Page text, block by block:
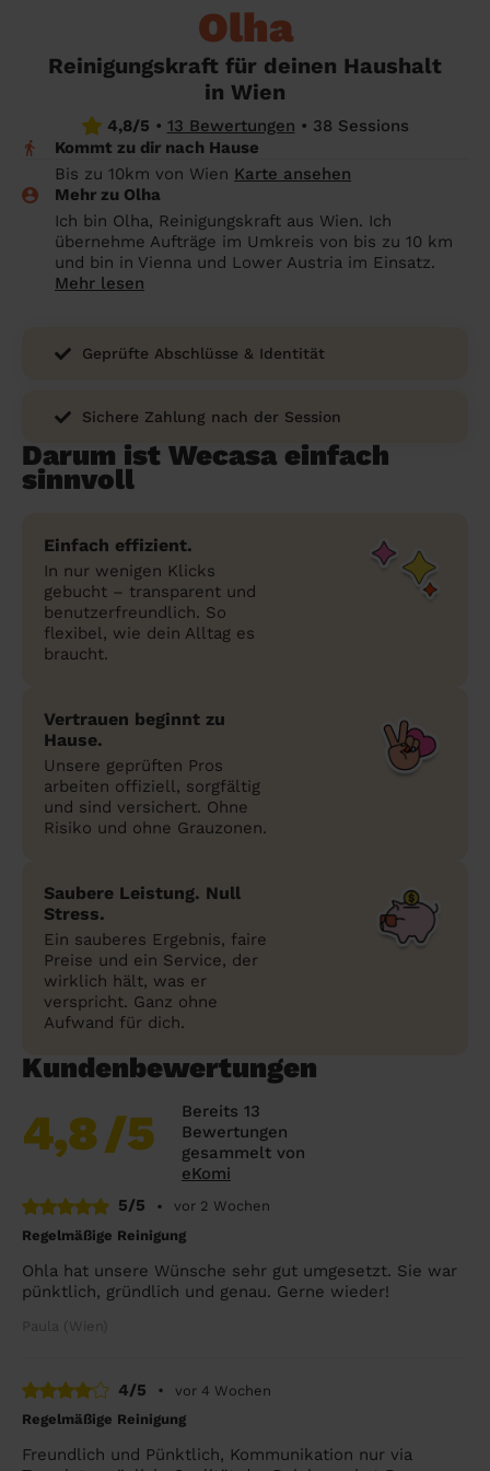
Olha
Reinigungskraft für deinen Haushalt
in Wien
4,8/5 • 13 Bewertungen • 38 Sessions
Kommt zu dir nach Hause
Bis zu 10km von Wien Karte ansehen
Mehr zu Olha
Ich bin Olha, Reinigungskraft aus Wien. Ich
übernehme Aufträge im Umkreis von bis zu 10 km
und bin in Vienna und Lower Austria im Einsatz.
Mehr lesen
Geprüfte Abschlüsse & Identität
Sichere Zahlung nach der Session
Darum ist Wecasa einfach
sinnvoll
Einfach effizient.
In nur wenigen Klicks
gebucht – transparent und
benutzerfreundlich. So
flexibel, wie dein Alltag es
braucht.
Vertrauen beginnt zu
Hause.
Unsere geprüften Pros
arbeiten offiziell, sorgfältig
und sind versichert. Ohne
Risiko und ohne Grauzonen.
Saubere Leistung. Null
Stress.
Ein sauberes Ergebnis, faire
Preise und ein Service, der
wirklich hält, was er
verspricht. Ganz ohne
Aufwand für dich.
Kundenbewertungen
4,8/5
Bereits 13
Bewertungen
gesammelt von
eKomi
5/5
•
vor 2 Wochen
Regelmäßige Reinigung
Ohla hat unsere Wünsche sehr gut umgesetzt. Sie war
pünktlich, gründlich und genau. Gerne wieder!
Paula (Wien)
4/5 •
vor 4 Wochen
Regelmäßige Reinigung
Freundlich und Pünktlich, Kommunikation nur via
Überall in Österreich
Städte
Die Regionen
Unsere Artikel haushaltshilfe
Endreinigung Ferienwohnung: Was du
Kosten Haushaltshilfe 2026 in Österreich:
Was ist ein fairer Preis?
Putzhilfe finden: Die besten Alternativen
zu Helpling & Co.
Was macht eine Haushaltshilfe? Alles
über die Aufgaben einer Haushaltshilfe